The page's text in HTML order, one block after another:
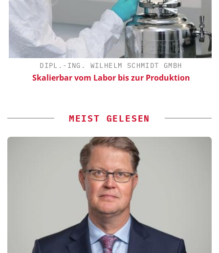
DIPL.-ING. WILHELM SCHMIDT GMBH
Skalierbar vom Labor bis zur Produktion
MEIST GELESEN